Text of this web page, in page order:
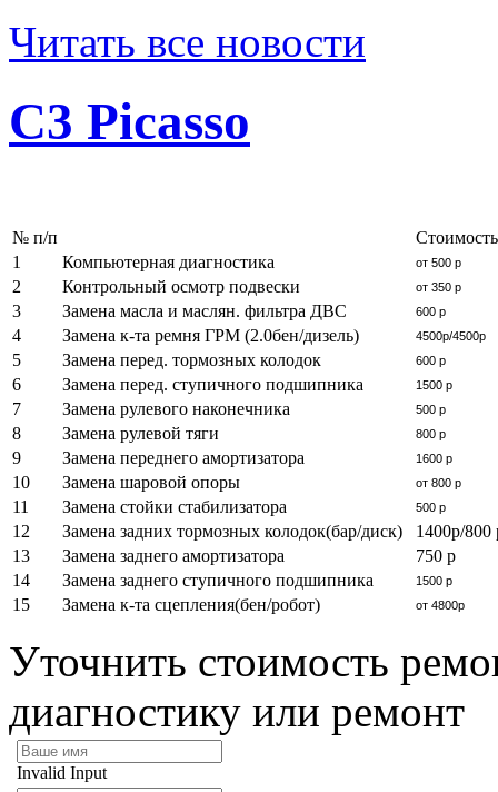
Читать все новости
С3 Picasso
№ п/п
Стоимость
1
Компьютерная диагностика от 500 р
2 Контрольный осмотр подвески от 350 р
3 Замена масла и маслян. фильтра ДВС 600 р
4 Замена к-та ремня ГРМ (2.0бен/дизель) 4500р/4500р
5 Замена перед. тормозных колодок 600 р
6 Замена перед. ступичного подшипника 1500 р
7 Замена рулевого наконечника 500 р
8 Замена рулевой тяги 800 р
9 Замена переднего амортизатора 1600 р
10 Замена шаровой опоры от 800 р
11 Замена стойки стабилизатора 500 р
12 Замена задних тормозных колодок(бар/диск)
1400р/800
13
Замена заднего амортизатора
750 р
14
Замена заднего ступичного подшипника 1500 р
15 Замена к-та сцепления(бен/робот) от 4800р
Уточнить стоимость
диагностику или ремонт
Invalid Input